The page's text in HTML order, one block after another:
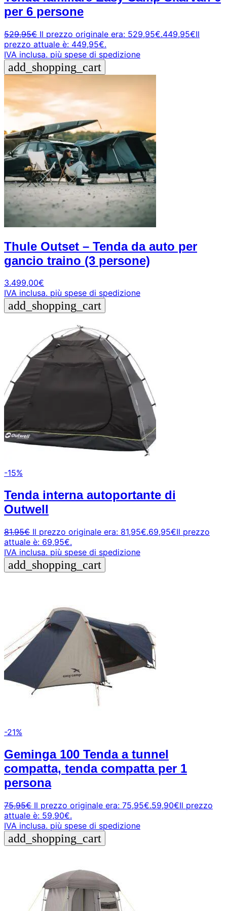
per 6 persone
529,95€ Il prezzo originale era: 529,95€.449,95€Il
prezzo attuale è: 449,95€.
IVA inclusa. più spese di spedizione
add_shopping_cart
Thule Outset – Tenda da auto per
gancio traino (3 persone)
3.499,00€
IVA inclusa. più spese di spedizione
add_shopping_cart
-15%
Tenda interna autoportante di
Outwell
81,95€ Il prezzo originale era: 81,95€.69,95€Il prezzo
attuale è: 69,95€.
IVA inclusa. più spese di spedizione
add_shopping_cart
-21%
Geminga 100 Tenda a tunnel
compatta, tenda compatta per 1
persona
75,95€ Il prezzo originale era: 75,95€.59,90€Il prezzo
attuale è: 59,90€.
IVA inclusa. più spese di spedizione
add_shopping_cart